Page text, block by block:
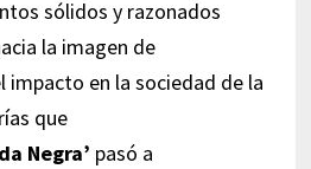
sólidos y razonados
la imagen de
impacto en la sociedad de la
que
Negra’ pasó a